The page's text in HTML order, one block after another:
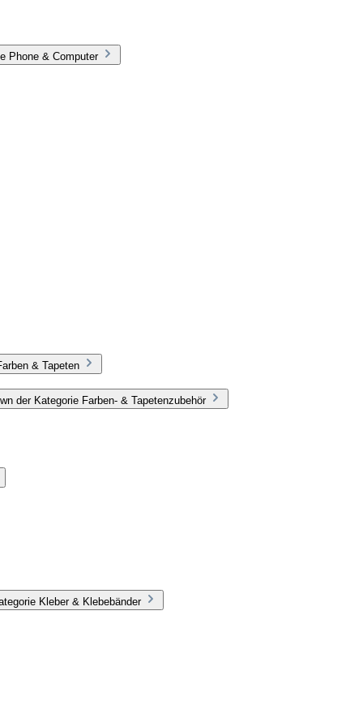
Phone & Computer
& Tapeten
der Kategorie Farben- & Tapetenzubehör
Kleber & Klebebänder